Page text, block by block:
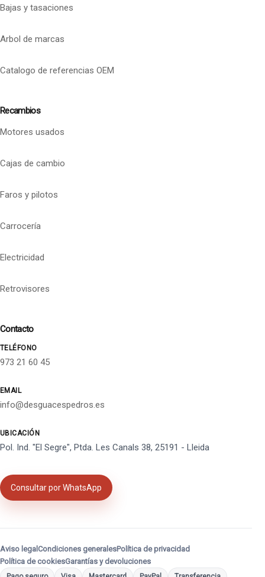
Bajas y tasaciones
Arbol de marcas
Catalogo de referencias OEM
Recambios
Motores usados
Cajas de cambio
Faros y pilotos
Carrocería
Electricidad
Retrovisores
Contacto
TELÉFONO
973 21 60 45
EMAIL
info@desguacespedros.es
UBICACIÓN
Pol. Ind. "El Segre", Ptda. Les Canals 38, 25191 - Lleida
Consultar por WhatsApp
Aviso legal Condiciones generalesPolítica de privacidad
Política de cookiesGarantías y devoluciones